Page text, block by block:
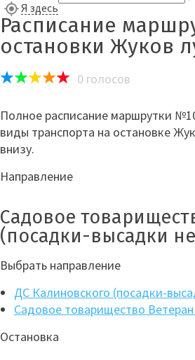
Я здесь
Расписание
остановки Жуков
0 голосов
Полное расписание маршрутки
виды транспорта на остановке
внизу.
Направление
Садовое
(посадки-высадки
Выбрать направление
ДС Калиновского (посадки-
Садовое товарищество
Остановка